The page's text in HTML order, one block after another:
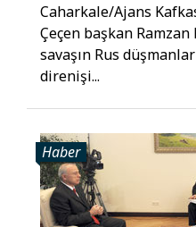
Caharkale/Ajans
Çeçen başkan Ramzan
savaşın Rus
direnişi...
Haber